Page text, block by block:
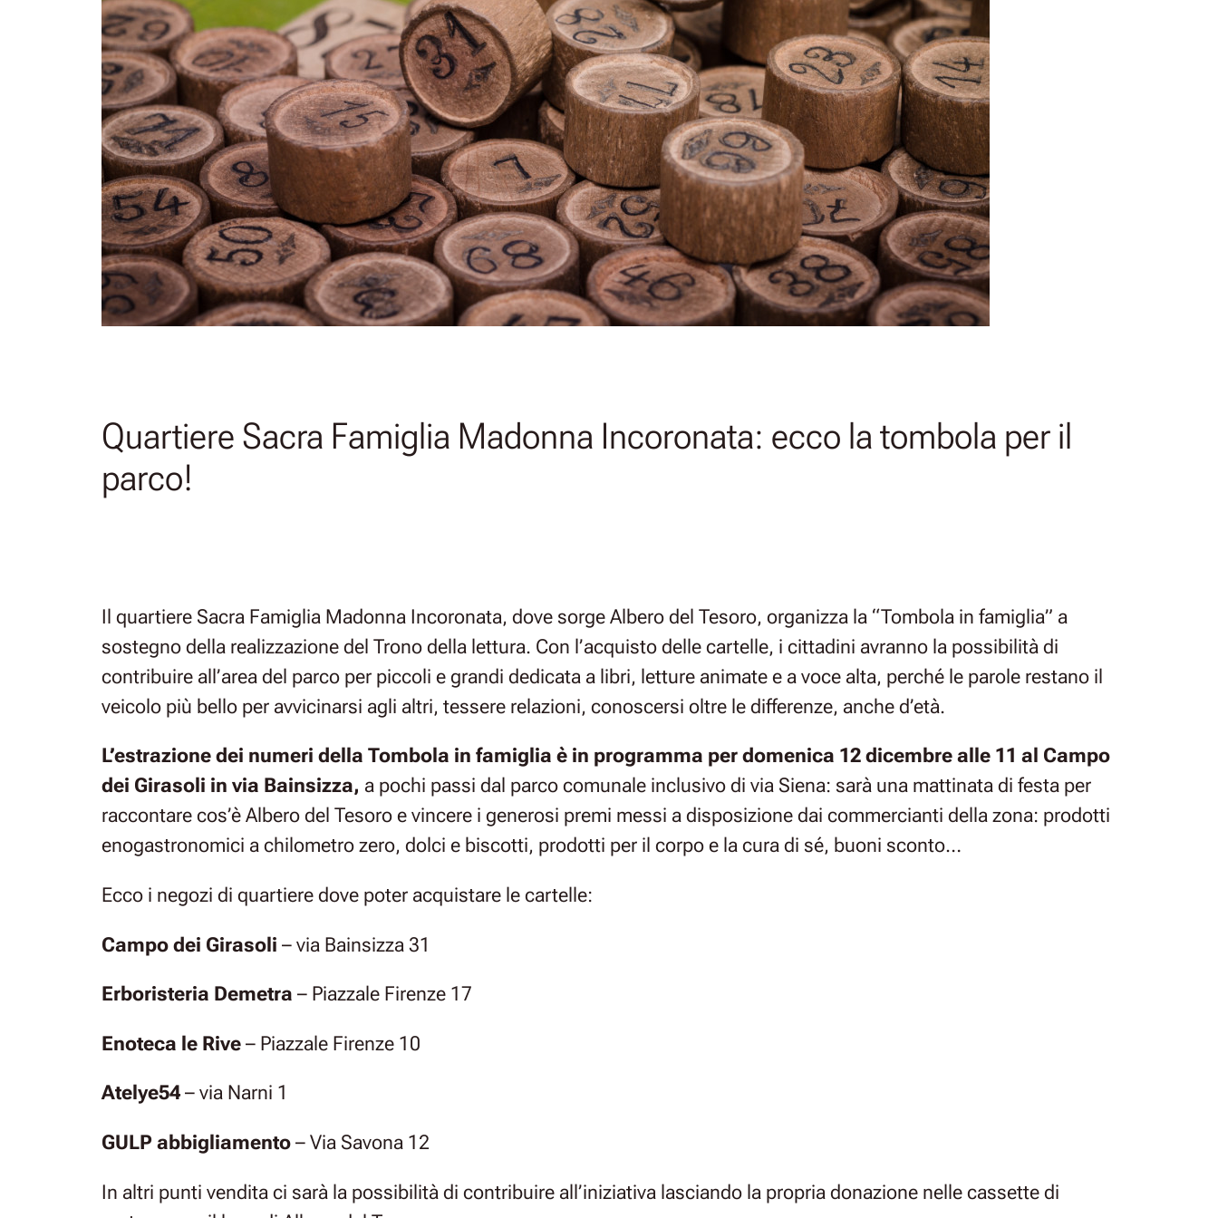
Quartiere Sacra Famiglia Madonna Incoronata: ecco la tombola per il
parco!
Il quartiere Sacra Famiglia Madonna Incoronata, dove sorge Albero del Tesoro, organizza la “Tombola in famiglia” a
sostegno della realizzazione del Trono della lettura. Con l’acquisto delle cartelle, i cittadini avranno la possibilità di
contribuire all’area del parco per piccoli e grandi dedicata a libri, letture animate e a voce alta, perché le parole restano il
veicolo più bello per avvicinarsi agli altri, tessere relazioni, conoscersi oltre le differenze, anche d’età.
L’estrazione dei numeri della Tombola in famiglia è in programma per domenica 12 dicembre alle 11 al Campo
dei Girasoli in via Bainsizza, a pochi passi dal parco comunale inclusivo di via Siena: sarà una mattinata di festa per
raccontare cos’è Albero del Tesoro e vincere i generosi premi messi a disposizione dai commercianti della zona: prodotti
enogastronomici a chilometro zero, dolci e biscotti, prodotti per il corpo e la cura di sé, buoni sconto…
Ecco i negozi di quartiere dove poter acquistare le cartelle:
Campo dei Girasoli – via Bainsizza 31
Erboristeria Demetra – Piazzale Firenze 17
Enoteca le Rive – Piazzale Firenze 10
Atelye54 – via Narni 1
GULP abbigliamento – Via Savona 12
In altri punti vendita ci sarà la possibilità di contribuire all’iniziativa lasciando la propria donazione nelle cassette di